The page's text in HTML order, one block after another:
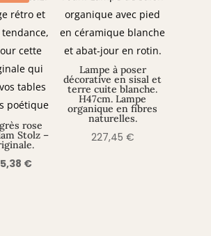
rose
Stolz –
Le
5,38 €Le
Lampe à poser
décorative en sisal et
terre cuite blanche.
H47cm. Lampe
organique en fibres
naturelles.
227,45 €